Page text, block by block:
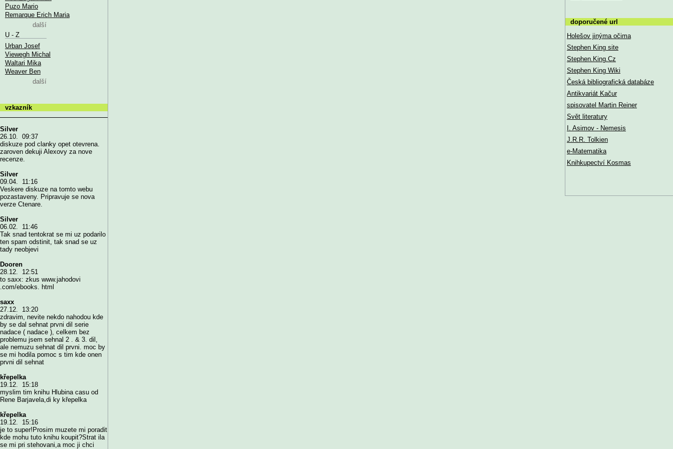
Puzo Mario
Remarque Erich Maria
další
U - Z
Urban Josef
Viewegh Michal
Waltari Mika
Weaver Ben
další
vzkazník
Silver
26.10. 09:37
diskuze pod clanky opet otevrena.
zaroven dekuji Alexovy za nove
recenze.
Silver
09.04. 11:16
Veskere diskuze na tomto webu
pozastaveny. Pripravuje se nova
verze Ctenare.
Silver
06.02. 11:46
Tak snad tentokrat se mi uz podarilo
ten spam odstinit, tak snad se uz
tady neobjevi
Dooren
28.12. 12:51
to saxx: zkus www.jahodovi
.com/ebooks. html
saxx
27.12. 13:20
zdravim, nevite nekdo nahodou kde
by se dal sehnat prvni dil serie
nadace ( nadace ), celkem bez
problemu jsem sehnal 2 . & 3. dil,
ale nemuzu sehnat dil prvni. moc by
se mi hodila pomoc s tim kde onen
prvni dil sehnat
křepelka
19.12. 15:18
myslim tim knihu Hlubina casu od
Rene Barjavela,di ky křepelka
křepelka
19.12. 15:16
je to super!Prosim muzete mi poradit
kde mohu tuto knihu koupit?Strat ila
se mi pri stehovani,a moc ji chci
doporučené url
Holešov jinýma očima
Stephen King site
Stephen.King.Cz
Stephen King Wiki
Česká bibliografická databáze
Antikvariát Kačur
spisovatel Martin Reiner
Svět literatury
I. Asimov - Nemesis
J.R.R. Tolkien
e-Matematika
Knihkupectví Kosmas